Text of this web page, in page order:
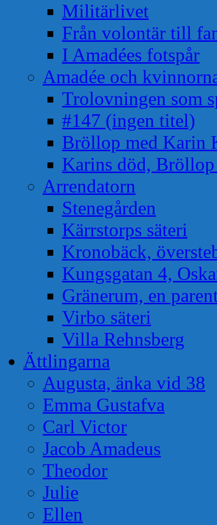
Militärlivet
Från volontär till
I Amadées fotspår
Amadée och
Trolovningen som
#147 (ingen titel)
Bröllop med Karin
Karins död,
Arrendatorn
Stenegården
Kärrstorps säteri
Kronobäck,
Kungsgatan 4,
Gränerum, en
Virbo säteri
Villa Rehnsberg
Ättlingarna
Augusta, änka vid 38
Emma Gustafva
Carl Victor
Jacob Amadeus
Theodor
Julie
Ellen